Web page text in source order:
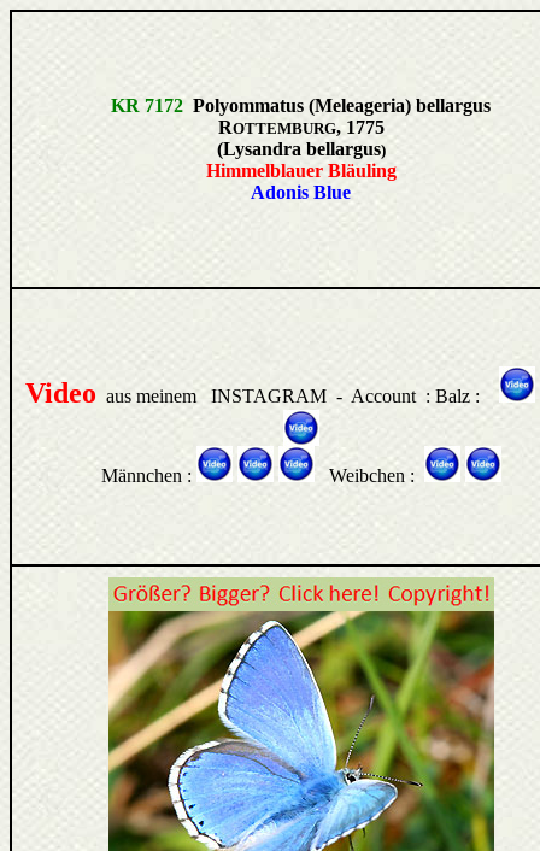
KR 7172 Polyommatus (Meleageria) bellargus
ROTTEMBURG, 1775
(Lysandra bellargus)
Himmelblauer Bläuling
Adonis Blue
Video aus meinem INSTAGRAM - Account : Balz :
Männchen : Weibchen :